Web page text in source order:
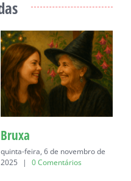
Bruxa
quinta-feira, 6 de novembro de
2025
| 0 Comentários